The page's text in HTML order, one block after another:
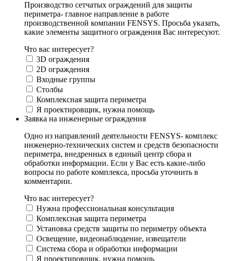
Производство сетчатых ограждений для защиты
периметра- главное направление в работе
производственной компании FENSYS. Просьба указать,
какие элементы защитного ограждения Вас интересуют.
Что вас интересует?
3D ограждения
2D ограждения
Входные группы
Столбы
Комплексная защита периметра
Я проектировщик, нужна помощь
Заявка на инженерные ограждения
Одно из направлений деятельности FENSYS- комплекс
инженерно-технических систем и средств безопасности
периметра, внедренных в единый центр сбора и
обработки информации. Если у Вас есть какие-либо
вопросы по работе комплекса, просьба уточнить в
комментарии.
Что вас интересует?
Нужна профессиональная консультация
Комплексная защита периметра
Установка средств защиты по периметру объекта
Освещение, видеонаблюдение, извещатели
Система сбора и обработки информации
Я проектировщик, нужна помощь